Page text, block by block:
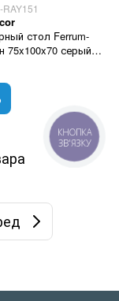
стол Ferrum-
75x100x70 серый
КНОПКА
ЗВ'ЯЗКУ